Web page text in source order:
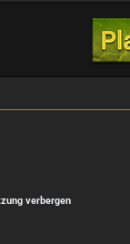
verbergen